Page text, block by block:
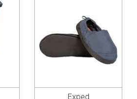
Exped